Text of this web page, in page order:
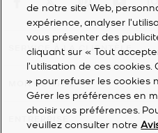
SERVICE À LA CLIENTÈLE
MON COMPTE
ENTREPRISE
de notre site Web,
expérience, analyser
vous présenter des
cliquant sur « Tout
l’utilisation de ces
» pour refuser les cookies
Gérer les préférences en
choisir vos préférences.
veuillez consulter notre